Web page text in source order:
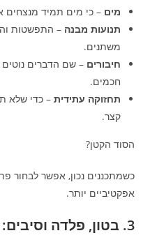
מים – כי מים תמיד מנצחים
תנועות מבנה – התפשטות
משתנים.
חיבורים – שם הדברים נוטים
חכמים.
תחזוקה עתידית – כדי שלא
קצר.
הסוד הקטן?
כשמתכננים נכון, אפשר לבחור
אפקטיביים יותר.
3. בטון, פלדה